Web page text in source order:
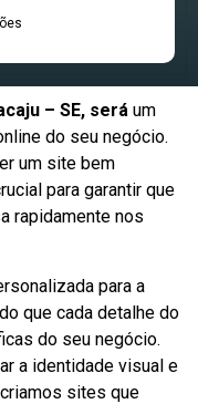
– SE, será um
do seu negócio.
um site bem
para garantir que
rapidamente nos
para a
que cada detalhe do
do seu negócio.
a identidade visual e
sites que